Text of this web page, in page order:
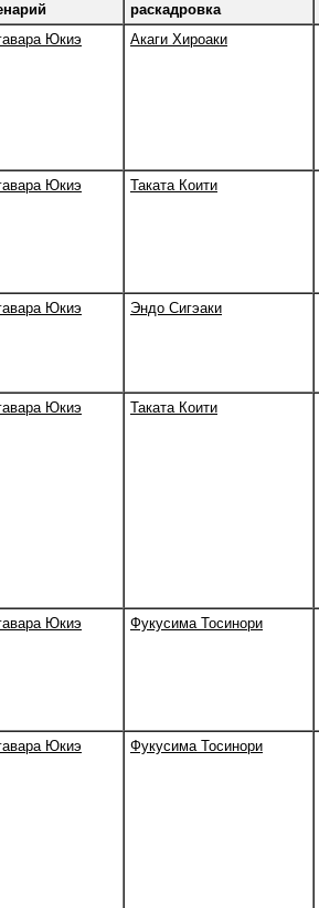
раскадровка
Юкиэ Акаги Хироаки
Юкиэ Таката Коити
Юкиэ Эндо Сигэаки
Юкиэ Таката Коити
Юкиэ Фукусима Тосинори
Юкиэ Фукусима Тосинори